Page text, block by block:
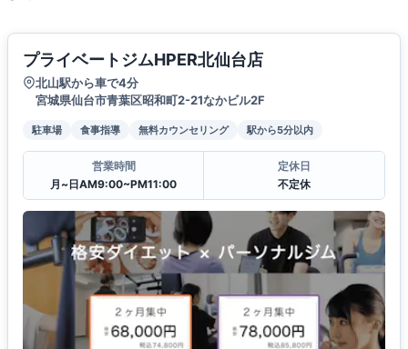
プライベートジムHPER北仙台店
北山駅から車で4分
宮城県仙台市青葉区昭和町2-21なかビル2F
駐車場 食事指導 無料カウンセリング 駅から5分以内
営業時間
月~日AM9:00~PM11:00
定休日
不定休